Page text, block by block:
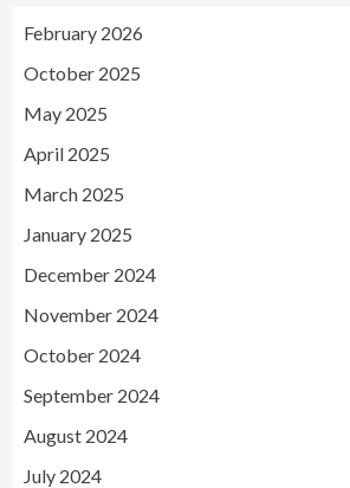
February 2026
October 2025
May 2025
April 2025
March 2025
January 2025
December 2024
November 2024
October 2024
September 2024
August 2024
July 2024